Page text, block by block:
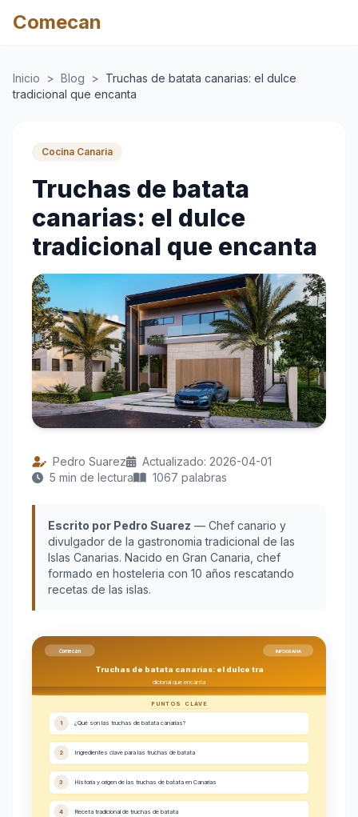
Comecan
Inicio > Blog > Truchas de batata canarias: el dulce
tradicional que encanta
Cocina Canaria
Truchas de batata
canarias: el dulce
tradicional que encanta
Pedro Suarez
Actualizado: 2026-04-01
5 min de lectura
1067 palabras
Escrito por Pedro Suarez — Chef canario y
divulgador de la gastronomia tradicional de las
Islas Canarias. Nacido en Gran Canaria, chef
formado en hosteleria con 10 años rescatando
recetas de las islas.
Comecan INFOGRAFIA
Truchas de batata canarias: el dulce tra
dicional que encanta
PUNTOS CLAVE
1 ¿Qué son las truchas de batata canarias?
2 Ingredientes clave para las truchas de batata
3 Historia y origen de las truchas de batata en Canarias
4 Receta tradicional de truchas de batata